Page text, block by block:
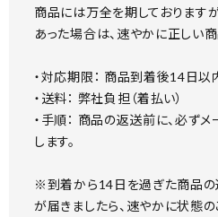
商品には万全を期しております
あった場合は、速やかに正しい
・対応期限： 商品到着後14日以
・送料： 弊社負担（着払い）
・手順： 商品の返送前に、必ず
します。
※到着から14日を過ぎた商品の
が届きましたら、速やかに状態